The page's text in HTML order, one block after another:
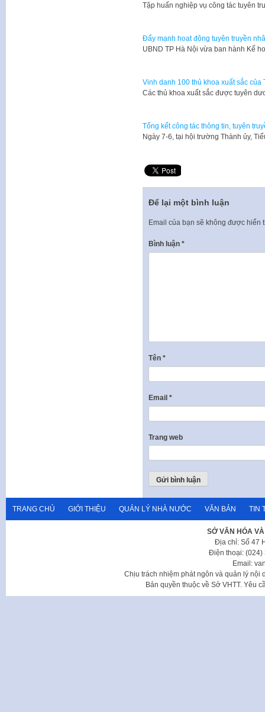
Tập huấn nghiệp vụ công tác tuyên
Đẩy mạnh hoạt động tuyên truyền
UBND TP Hà Nội vừa ban hành Kế
Vinh danh 100 thủ khoa xuất sắc của
Các thủ khoa xuất sắc được tuyên
Tổng kết công tác thông tin, tuyên
Ngày 7-6, tại hội trường Thành ủy,
Để lại một bình luận
Email của bạn sẽ không được hiển
Bình luận *
Tên *
Email *
Trang web
TRANG CHỦ GIỚI THIỆU QUẢN LÝ NHÀ NƯỚC VĂN BẢN TIN
SỞ VĂN HÓA
Địa chỉ: Số 47
Điện thoại: (024)
Email:
Chịu trách nhiệm phát ngôn và quản lý nội
Bản quyền thuộc về Sở VHTT. Yêu